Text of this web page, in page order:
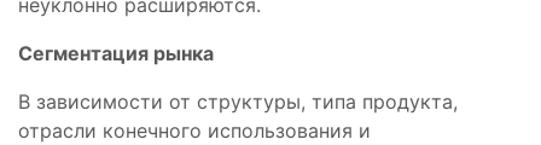
Сегментация рынка
В зависимости от структуры, типа продукта,
отрасли конечного использования и